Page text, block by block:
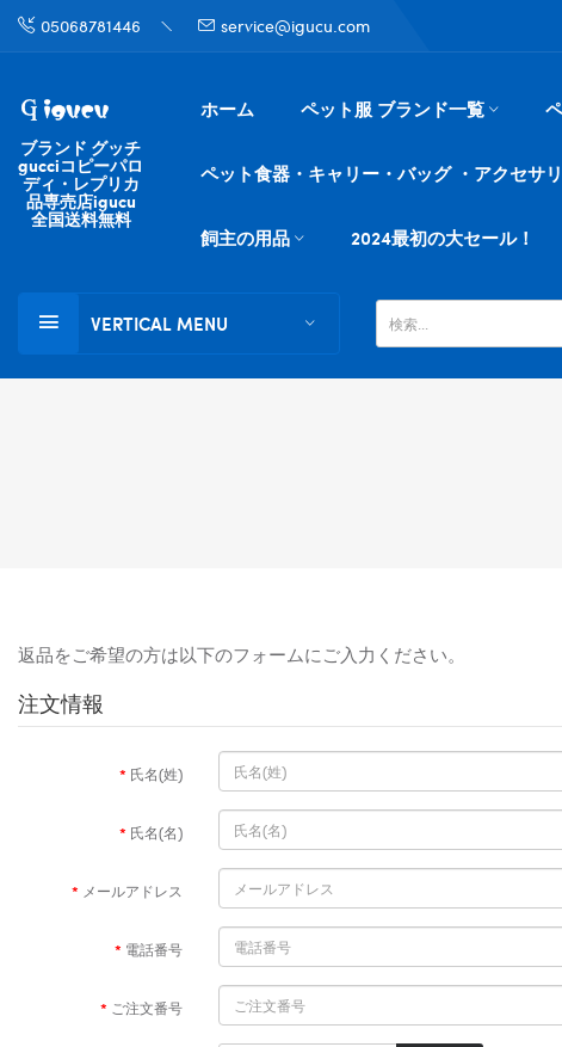
05068781446 service@igucu.com
ブランド グッチ
gucciコピーパロ
ディ・レプリカ
品専売店igucu
全国送料無料
ホーム ペット服 ブランド一覧
ペット食器・キャリー・バッグ ・アクセサ
飼主の用品 2024最初の大セール！
VERTICAL MENU
返品をご希望の方は以下のフォームにご入力ください。
注文情報
氏名(姓)
氏名(名)
メールアドレス
電話番号
ご注文番号